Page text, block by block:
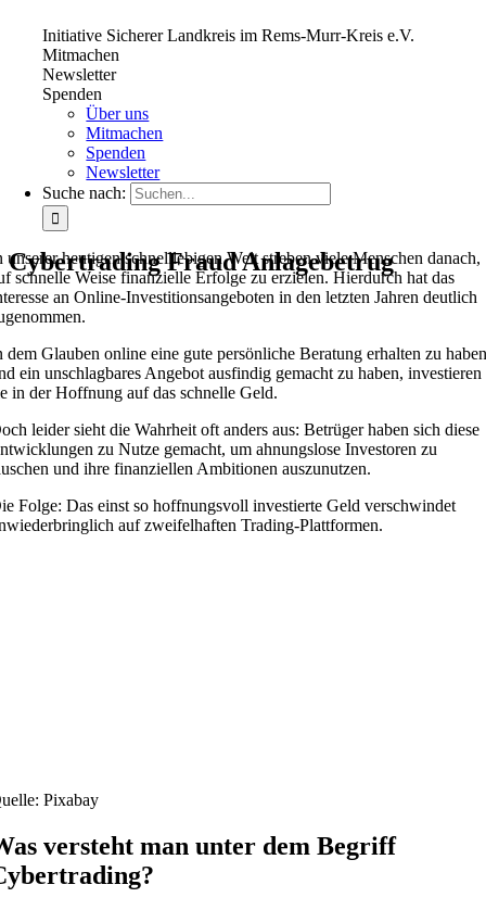
Initiative Sicherer Landkreis im Rems-Murr-Kreis e.V.
Mitmachen
Newsletter
Spenden
Über uns
Mitmachen
Spenden
Newsletter
Suche nach:
Cybertrading Fraud Anlagebetrug
unserer heutigen schnelllebigen Welt streben viele Menschen danach,
schnelle Weise finanzielle Erfolge zu erzielen. Hierdurch hat das
an Online-Investitionsangeboten in den letzten Jahren deutlich
dem Glauben online eine gute persönliche Beratung erhalten zu
ein unschlagbares Angebot ausfindig gemacht zu haben, investieren
in der Hoffnung auf das schnelle Geld.
leider sieht die Wahrheit oft anders aus: Betrüger haben sich diese
zu Nutze gemacht, um ahnungslose Investoren zu
und ihre finanziellen Ambitionen auszunutzen.
Folge: Das einst so hoffnungsvoll investierte Geld verschwindet
auf zweifelhaften Trading-Plattformen.
Pixabay
versteht man unter dem Begriff